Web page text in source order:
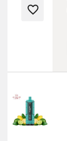
favorite_border